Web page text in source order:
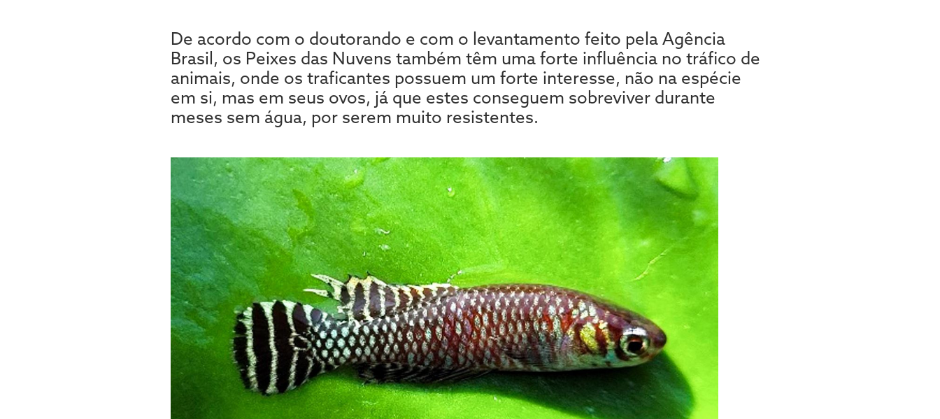
De acordo com o doutorando e com o levantamento feito pela Agência
Brasil, os Peixes das Nuvens também têm uma forte influência no tráfico de
animais, onde os traficantes possuem um forte interesse, não na espécie
em si, mas em seus ovos, já que estes conseguem sobreviver durante
meses sem água, por serem muito resistentes.